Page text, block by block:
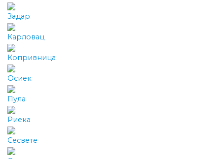
Задар
Карловац
Копривница
Осиек
Пула
Риека
Сесвете